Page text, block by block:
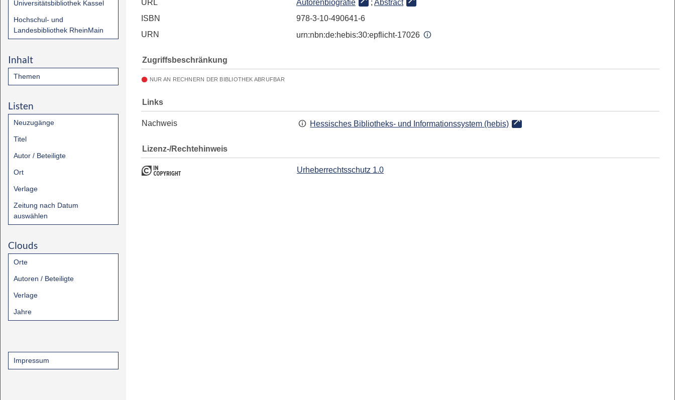
Universitätsbibliothek Kassel
Hochschul- und
Landesbibliothek RheinMain
Inhalt
Themen
Listen
Neuzugänge
Titel
Autor / Beteiligte
Ort
Verlage
Zeitung nach Datum
auswählen
Clouds
Orte
Autoren / Beteiligte
Verlage
Jahre
Impressum
URL
Autorenbiografie ; Abstract
ISBN
978-3-10-490641-6
URN
urn:nbn:de:hebis:30:epflicht-17026
Zugriffsbeschränkung
NUR AN RECHNERN DER BIBLIOTHEK ABRUFBAR
Links
Nachweis Hessisches Bibliotheks- und Informationssystem (hebis)
Lizenz-/Rechtehinweis
Urheberrechtsschutz 1.0